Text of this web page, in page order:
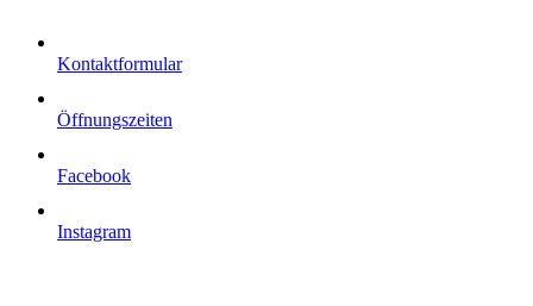
Kontaktformular
Öffnungszeiten
Facebook
Instagram